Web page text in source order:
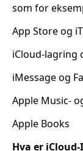
som for
App Store og
iCloud‑lagring
iMessage og
Apple Music‑
Apple Books
Hva er